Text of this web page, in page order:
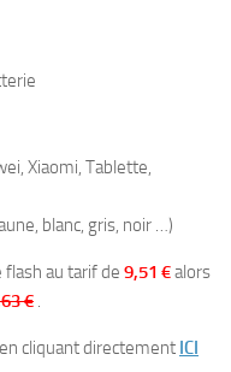
Xiaomi, Tablette,
blanc, gris, noir …)
au tarif de 9,51 €alors
€ .
cliquant directement ICI